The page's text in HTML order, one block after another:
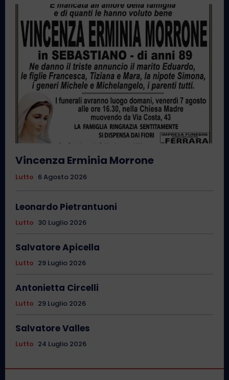
Vincenza Erminia Morrone
Lutto 6 Agosto 2026
Leonardo Pietrantuoni
Lutto 30 Luglio 2026
Salvatore Apicella
Lutto 29 Luglio 2026
Antonietta Circelli
Lutto 29 Luglio 2026
Salvatore Valles
Lutto 24 Luglio 2026